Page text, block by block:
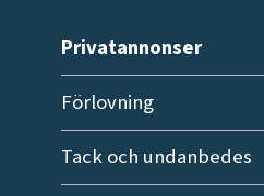
Privatannonser
Förlovning
Tack och undanbedes